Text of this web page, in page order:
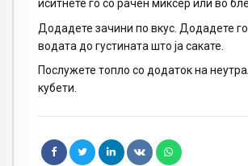
иситнете го со рачен миксер или во
Додадете зачини по вкус. Додадете
водата до густината што ја сакате.
Послужете топло со додаток на
кубети.